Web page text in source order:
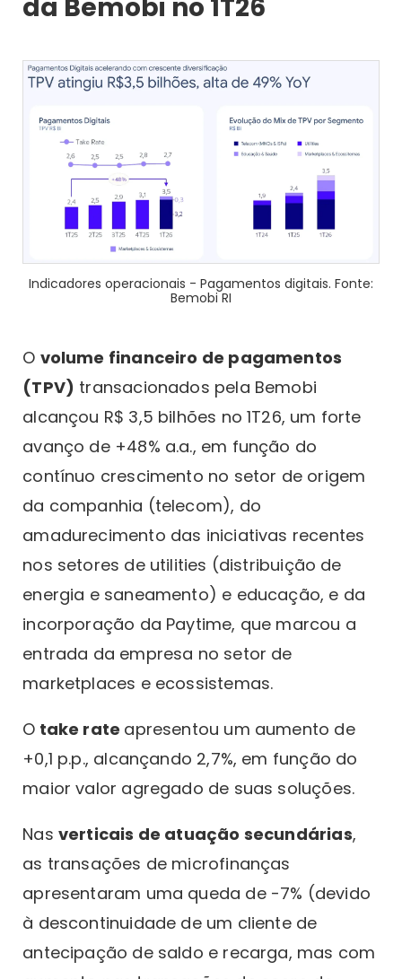
da Bemobi no 1T26
Indicadores operacionais - Pagamentos digitais. Fonte:
Bemobi RI
O volume financeiro de pagamentos
(TPV) transacionados pela Bemobi
alcançou R$ 3,5 bilhões no 1T26, um forte
avanço de +48% a.a., em função do
contínuo crescimento no setor de origem
da companhia (telecom), do
amadurecimento das iniciativas recentes
nos setores de utilities (distribuição de
energia e saneamento) e educação, e da
incorporação da Paytime, que marcou a
entrada da empresa no setor de
marketplaces e ecossistemas.
O take rate apresentou um aumento de
+0,1 p.p., alcançando 2,7%, em função do
maior valor agregado de suas soluções.
Nas verticais de atuação secundárias,
as transações de microfinanças
apresentaram uma queda de -7% (devido
à descontinuidade de um cliente de
antecipação de saldo e recarga, mas com